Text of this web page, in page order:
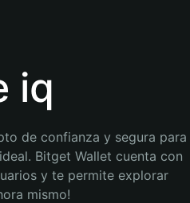
iq
de confianza y segura para
Bitget Wallet cuenta con
y te permite explorar
mismo!